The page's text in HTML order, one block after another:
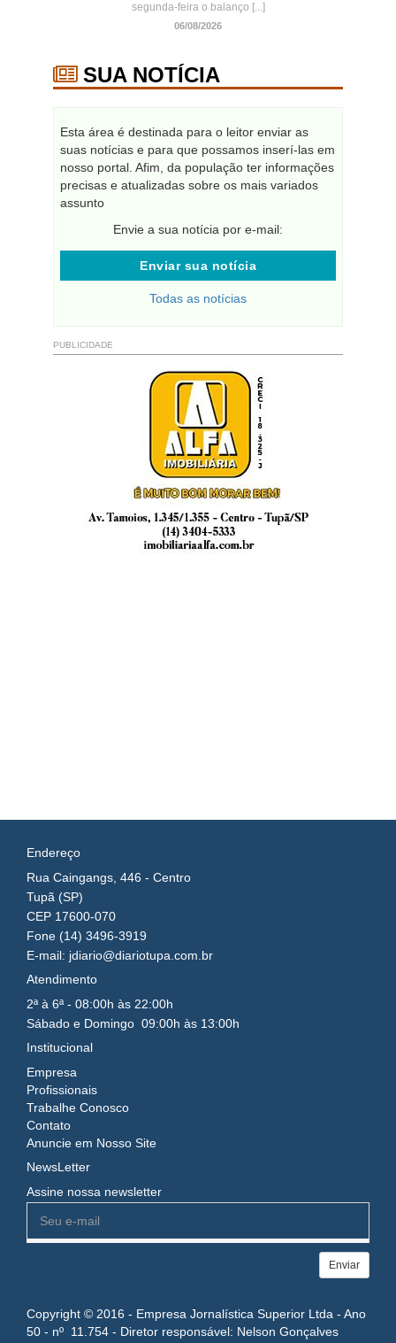
segunda-feira o balanço [...]
06/08/2026
SUA NOTÍCIA
Esta área é destinada para o leitor enviar as
suas notícias e para que possamos inserí-las em
nosso portal. Afim, da população ter informações
precisas e atualizadas sobre os mais variados
assunto
Envie a sua notícia por e-mail:
Enviar sua notícia
Todas as notícias
PUBLICIDADE
Endereço
Rua Caingangs, 446 - Centro
Tupã (SP)
CEP 17600-070
Fone (14) 3496-3919
E-mail: jdiario@diariotupa.com.br
Atendimento
2ª à 6ª - 08:00h às 22:00h
Sábado e Domingo 09:00h às 13:00h
Institucional
Empresa
Profissionais
Trabalhe Conosco
Contato
Anuncie em Nosso Site
NewsLetter
Assine nossa newsletter
Enviar
Copyright © 2016 - Empresa Jornalística Superior Ltda - Ano
50 - nº 11.754 - Diretor responsável: Nelson Gonçalves